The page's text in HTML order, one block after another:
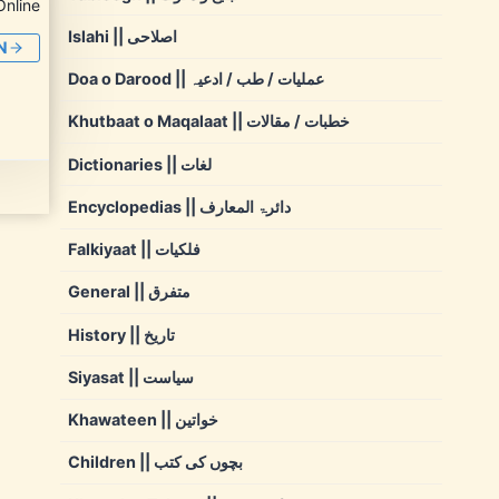
Islahi || اصلاحی
Doa o Darood || عملیات / طب / ادعیہ
Khutbaat o Maqalaat || خطبات / مقالات
Dictionaries || لغات
Encyclopedias || دائرۃ المعارف
Falkiyaat || فلکیات
General || متفرق
History || تاریخ
Siyasat || سیاست
Khawateen || خواتین
Children || بچوں کی کتب